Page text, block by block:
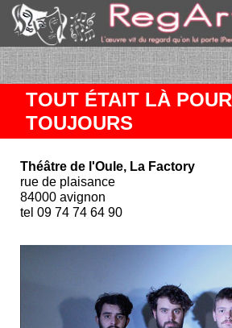
TOUT ÉTAIT LÀ POUR
TOUJOURS
Théâtre de l'Oule, La Factory
rue de plaisance
84000 avignon
tel 09 74 74 64 90